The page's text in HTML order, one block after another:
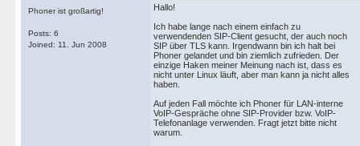
Phoner ist großartig!
Posts: 6
Joined: 11. Jun 2008
Hallo!
Ich habe lange nach einem einfach zu
verwendenden SIP-Client gesucht, der auch noch
SIP über TLS kann. Irgendwann bin ich halt bei
Phoner gelandet und bin ziemlich zufrieden. Der
einzige Haken meiner Meinung nach ist, dass es
nicht unter Linux läuft, aber man kann ja nicht alles
haben.
Auf jeden Fall möchte ich Phoner für LAN-interne
VoIP-Gespräche ohne SIP-Provider bzw. VoIP-
Telefonanlage verwenden. Fragt jetzt bitte nicht
warum.